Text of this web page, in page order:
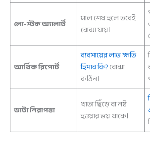
লো-স্টক অ্যালার্ট
মাল শেষ হলে তবেই
বোঝা যায়।
আর্থিক রিপোর্ট
ব্যবসায়ের লাভ ক্ষতি
হিসাব কি?বোঝা
কঠিন।
ডাটা নিরাপত্তা
খাতা ছিঁড়ে বা নষ্ট
হওয়ার ভয় থাকে।